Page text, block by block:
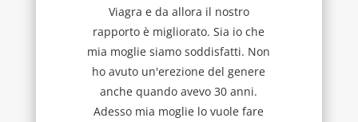
Viagra e da allora il nostro
rapporto è migliorato. Sia io che
mia moglie siamo soddisfatti. Non
ho avuto un'erezione del genere
anche quando avevo 30 anni.
Adesso mia moglie lo vuole fare